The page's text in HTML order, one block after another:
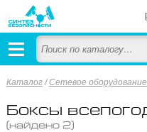
Каталог /Сетевое
Боксы
(найдено 2)